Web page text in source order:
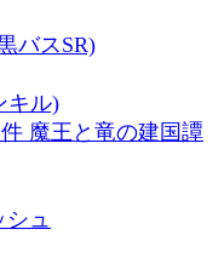
バスSR)
キル)
魔王と竜の建国譚
シュ